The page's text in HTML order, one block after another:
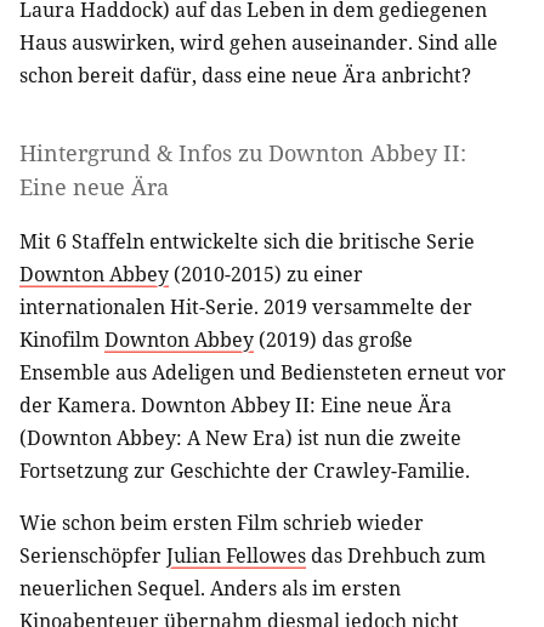
Laura Haddock) auf das Leben in dem gediegenen
Haus auswirken, wird gehen auseinander. Sind alle
schon bereit dafür, dass eine neue Ära anbricht?
Hintergrund & Infos zu Downton Abbey II:
Eine neue Ära
Mit 6 Staffeln entwickelte sich die britische Serie
Downton Abbey (2010-2015) zu einer
internationalen Hit-Serie. 2019 versammelte der
KinofilmDownton Abbey (2019) das große
Ensemble aus Adeligen und Bediensteten erneut vor
der Kamera. Downton Abbey II: Eine neue Ära
(Downton Abbey: A New Era) ist nun die zweite
Fortsetzung zur Geschichte der Crawley-Familie.
Wie schon beim ersten Film schrieb wieder
SerienschöpferJulian Fellowes das Drehbuch zum
neuerlichen Sequel. Anders als im ersten
Kinoabenteuer übernahm diesmal jedoch nicht